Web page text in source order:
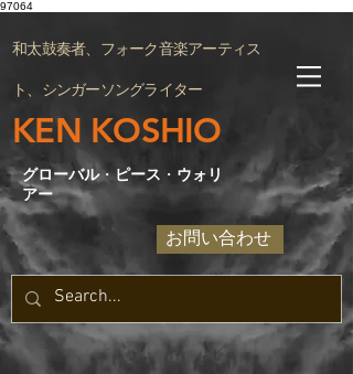
97064
和太鼓奏者、フォーク音楽アーティス
ト、シンガーソングライター
KEN KOSHIO
グローバル・ピース ・ ウォリ
アー
お問い合わせ